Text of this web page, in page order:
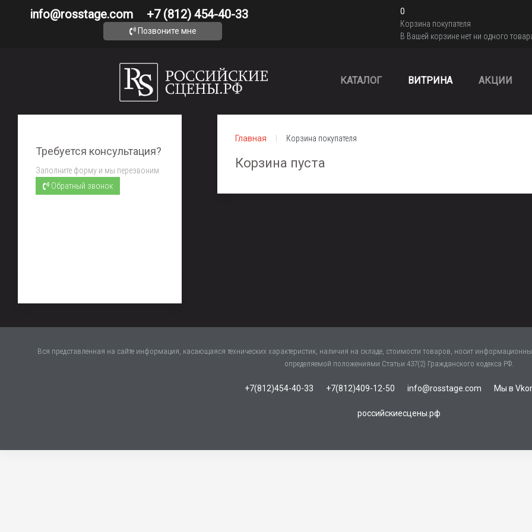
info@rosstage.com +7 (812) 454-40-33
0
Корзина покупателя
В Вашей корзине нет ни одного
Позвоните мне
КАТАЛОГ ВИТРИНА АКЦИИ
Требуется консультация?
Заполните форму и мы перезвоним.
Обратный звонок
Главная Корзина покупателя
Корзина пуста
Вся представленная на сайте информация, касающаяся технических характеристик, наличия на складе, стоимости товаров, носит
определяемой положениями Статьи 437(2) Гражданского кодекса РФ.
+7(812)454-40-33 +7(812)409-12-50 info@rosstage.com Мы в
российскиесцены.рф